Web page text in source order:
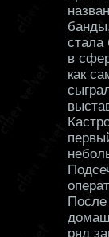
стала
в
как
После
ряд